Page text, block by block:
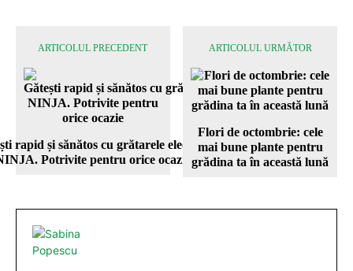
ARTICOLUL PRECEDENT
rapid și sănătos cu grătarele electrice
Potrivite pentru orice ocazie
ARTICOLUL URMĂTOR
Flori de octombrie: cele
mai bune plante pentru
grădina ta în această lună